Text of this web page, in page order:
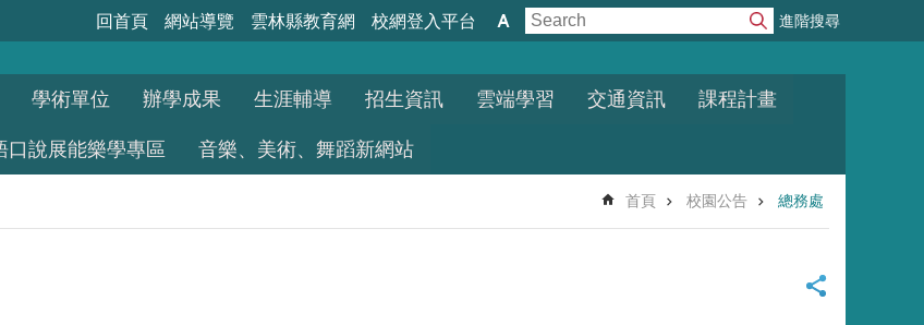
回首頁 網站導覽 雲林縣教育網 校網登入平台 進階搜尋
學術單位 辦學成果 生涯輔導 招生資訊 雲端學習 交通資訊 課程計畫
口說展能樂學專區 音樂、美術、舞蹈新網站
首頁 校園公告 總務處